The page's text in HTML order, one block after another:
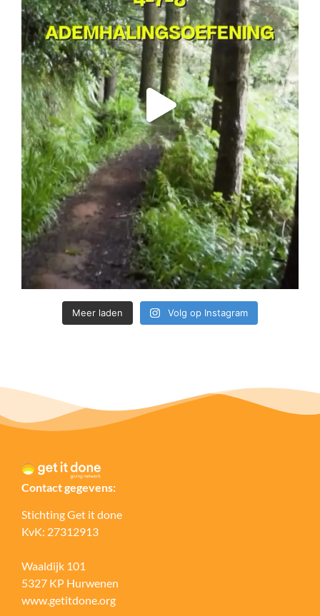
Meer laden Volg op Instagram
Contact gegevens:
Stichting Get it done
KvK: 27312913
Waaldijk 101
5327 KP Hurwenen
www.getitdone.org